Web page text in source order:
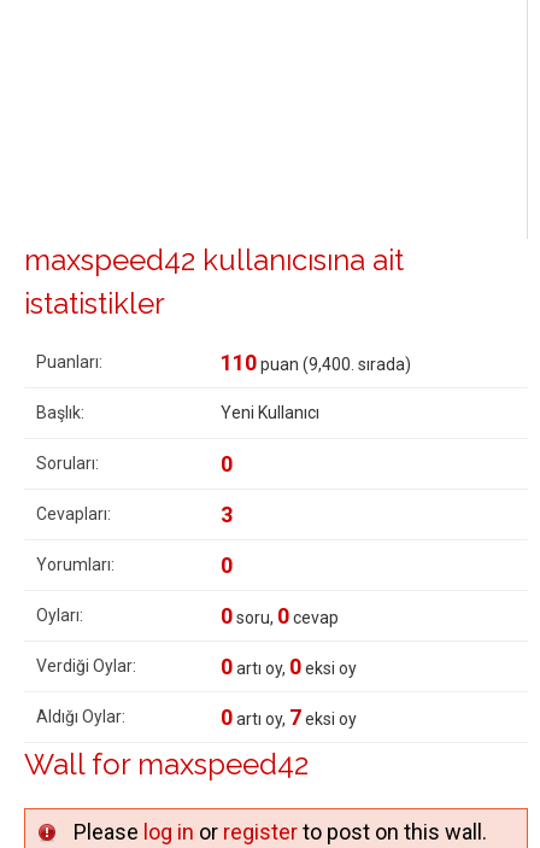
maxspeed42 kullanıcısına ait
istatistikler
Puanları: 110puan (9,400 . sırada)
Başlık: Yeni Kullanıcı
Soruları: 0
Cevapları: 3
Yorumları: 0
Oyları: 0soru, 0cevap
Verdiği Oylar: 0artı oy, 0eksi oy
Aldığı Oylar: 0artı oy, 7eksi oy
Wall for maxspeed42
Please log in or registerto post on this wall.